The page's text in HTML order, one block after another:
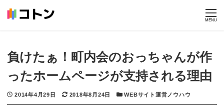
MENU
HOME BLOG 負けたぁ！町内会のおっちゃんが
作ったホームページが支持される理由
負けたぁ！町内会のおっちゃんが作
ったホームページが支持される理由
投稿日
2014年4月29日 更新日
2018年8月24日 カテゴリー
WEBサイト運営ノウハウ